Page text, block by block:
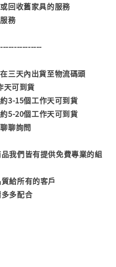
回收舊家具的服務
務
三天內出貨至物流碼頭
天可到貨
3-15個工作天可到貨
5-20個工作天可到貨
聊詢問
我們皆有提供免費專業的組
給所有的客戶
多配合